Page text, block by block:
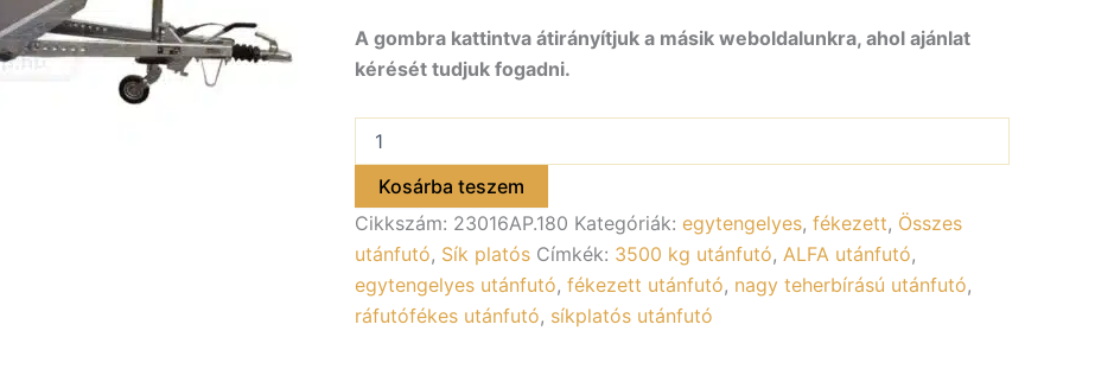
A gombra kattintva átirányítjuk a másik weboldalunkra, ahol ajánlat
kérését tudjuk fogadni.
23016AP.180-
13″
egytengelyes
utánfutó
300x160cm
Kosárba teszem
Cikkszám: 23016AP.180 Kategóriák: egytengelyes, fékezett, Összes
utánfutó, Sík platós Címkék: 3500 kg utánfutó, ALFA utánfutó,
egytengelyes utánfutó, fékezett utánfutó, nagy teherbírású utánfutó,
ráfutófékes utánfutó, síkplatós utánfutó